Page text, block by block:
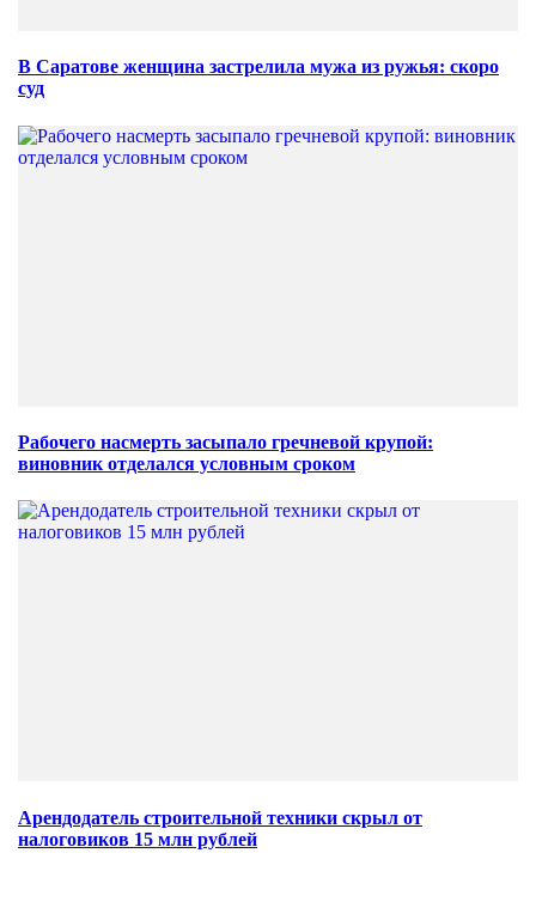
В Саратове женщина застрелила мужа из ружья: скоро
суд
Рабочего насмерть засыпало гречневой крупой:
виновник отделался условным сроком
Арендодатель строительной техники скрыл от
налоговиков 15 млн рублей